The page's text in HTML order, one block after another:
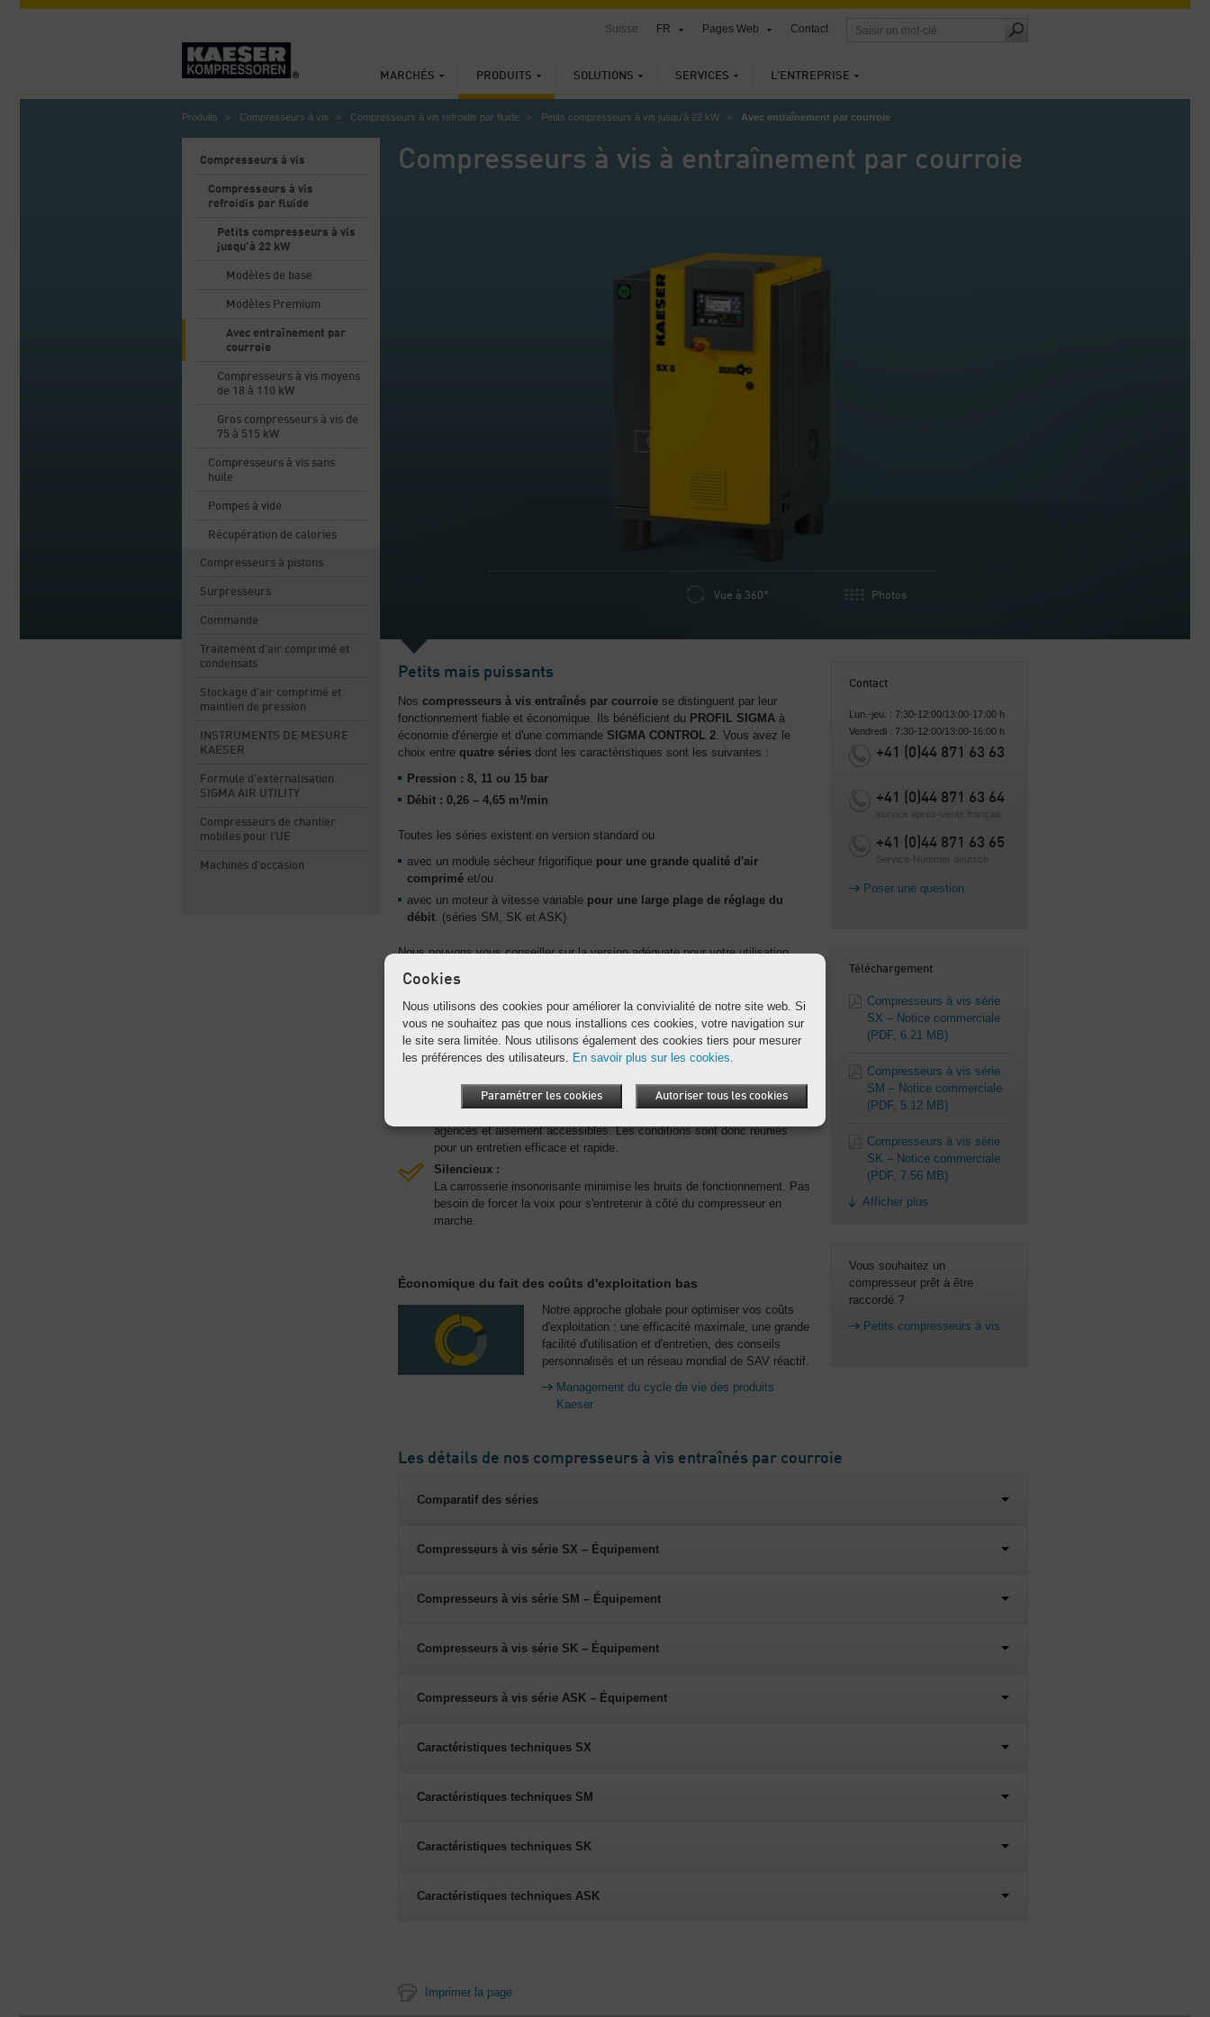
MARCHÉS PRODUITS SOLUTIONS SERVICES L'ENTREPRISE
Suisse FR Pages Web Contact
Produits Compresseurs à vis Compresseurs à vis refroidis par fluide Petits compresseurs à vis jusqu’à 22 kW Avec entraînement par courroie
Compresseurs à vis à entraînement par courroie
Vue à 360° Photos
Compresseurs à vis
Compresseurs à vis
refroidis par fluide
Petits compresseurs à vis
jusqu’à 22 kW
Modèles de base
Modèles Premium
Avec entraînement par
courroie
Compresseurs à vis moyens
de 18 à 110 kW
Gros compresseurs à vis de
75 à 515 kW
Compresseurs à vis sans
huile
Pompes à vide
Récupération de calories
Compresseurs à pistons
Surpresseurs
Commande
Traitement d'air comprimé et
condensats
Stockage d'air comprimé et
maintien de pression
INSTRUMENTS DE MESURE
KAESER
Formule d'externalisation
SIGMA AIR UTILITY
Compresseurs de chantier
mobiles pour l’UE
Machines d'occasion
Petits mais puissants
Nos compresseurs à vis entraînés par courroie se distinguent par leur
fonctionnement fiable et économique. Ils bénéficient du PROFIL SIGMA à
économie d'énergie et d'une commande SIGMA CONTROL 2. Vous avez le
choix entre quatre séries dont les caractéristiques sont les suivantes :
Pression : 8, 11 ou 15 bar
Débit : 0,26 – 4,65 m³/min
Toutes les séries existent en version standard ou
avec un module sécheur frigorifique pour une grande qualité d'air
comprimé et/ou
avec un moteur à vitesse variable pour une large plage de réglage du
débit. (séries SM, SK et ASK)
Nous pouvons vous conseiller sur la version adéquate pour votre utilisation.
Transmission très efficace :
Le tendeur automatique assure un rendement constant de la
transmission par courroie trapézoïdale. La puissance reste donc
Facile à entretenir :
agencés et aisément accessibles. Les conditions sont donc réunies
pour un entretien efficace et rapide.
Silencieux :
La carrosserie insonorisante minimise les bruits de fonctionnement. Pas
besoin de forcer la voix pour s'entretenir à côté du compresseur en
marche.
Économique du fait des coûts d'exploitation bas
Notre approche globale pour optimiser vos coûts
d'exploitation : une efficacité maximale, une grande
facilité d'utilisation et d'entretien, des conseils
personnalisés et un réseau mondial de SAV réactif.
Management du cycle de vie des produits
Kaeser
Contact
Lun.-jeu. : 7:30-12:00/13:00-17:00 h
Vendredi : 7:30-12:00/13:00-16:00 h
+41 (0)44 871 63 63
+41 (0)44 871 63 64
service après-vente français
+41 (0)44 871 63 65
Service-Nummer deutsch
Poser une question
Téléchargement
Compresseurs à vis série
SX – Notice commerciale
(PDF, 6.21 MB)
Compresseurs à vis série
SM – Notice commerciale
(PDF, 5.12 MB)
Compresseurs à vis série
SK – Notice commerciale
(PDF, 7.56 MB)
Afficher plus
Vous souhaitez un
compresseur prêt à être
raccordé ?
Petits compresseurs à vis
Les détails de nos compresseurs à vis entraînés par courroie
Comparatif des séries
Compresseurs à vis série SX – Équipement
Compresseurs à vis série SM – Équipement
Compresseurs à vis série SK – Équipement
Compresseurs à vis série ASK – Équipement
Caractéristiques techniques SX
Caractéristiques techniques SM
Caractéristiques techniques SK
Caractéristiques techniques ASK
Imprimer la page
Cookies
Nous utilisons des cookies pour améliorer la convivialité de notre site web. Si
vous ne souhaitez pas que nous installions ces cookies, votre navigation sur
le site sera limitée. Nous utilisons également des cookies tiers pour mesurer
les préférences des utilisateurs. En savoir plus sur les cookies.
Paramétrer les cookies Autoriser tous les cookies